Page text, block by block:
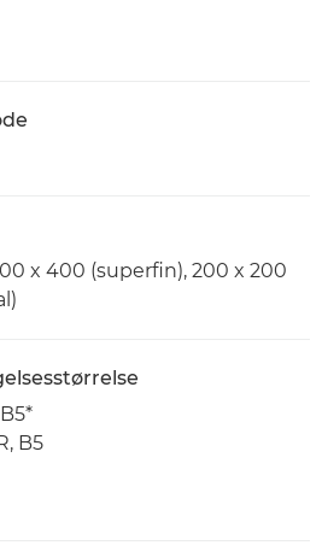
x 400 (superfin), 200 x 200
B5